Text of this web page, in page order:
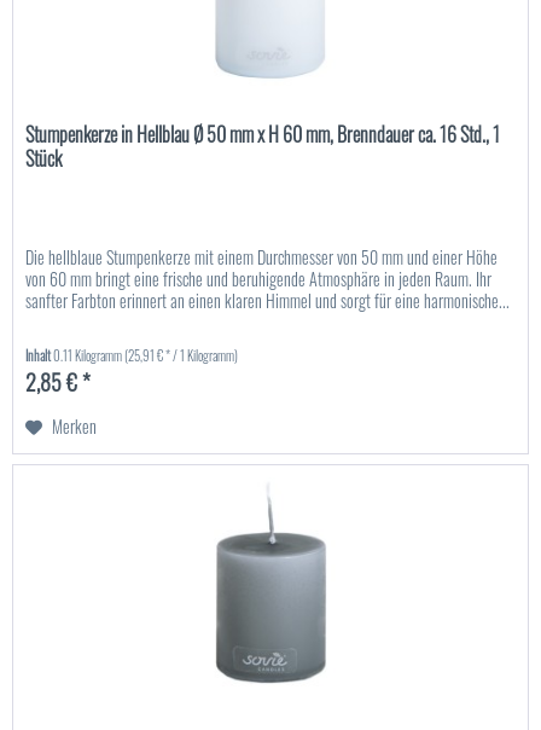
Stumpenkerze in Hellblau Ø 50 mm x H 60 mm, Brenndauer ca. 16 Std., 1
Stück
Die hellblaue Stumpenkerze mit einem Durchmesser von 50 mm und einer Höhe
von 60 mm bringt eine frische und beruhigende Atmosphäre in jeden Raum. Ihr
sanfter Farbton erinnert an einen klaren Himmel und sorgt für eine harmonische...
Inhalt0.11 Kilogramm(25,91 € * / 1 Kilogramm)
2,85 € *
Merken